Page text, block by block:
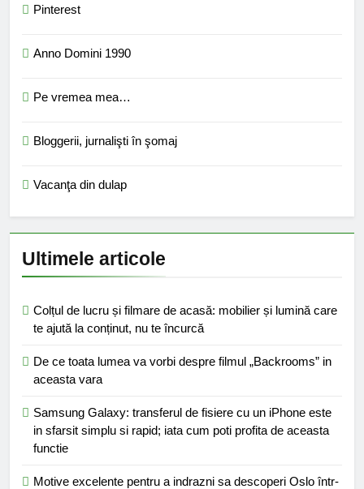
Pinterest
Anno Domini 1990
Pe vremea mea…
Bloggerii, jurnalişti în şomaj
Vacanţa din dulap
Ultimele articole
Colțul de lucru și filmare de acasă: mobilier și lumină care
te ajută la conținut, nu te încurcă
De ce toata lumea va vorbi despre filmul „Backrooms” in
aceasta vara
Samsung Galaxy: transferul de fisiere cu un iPhone este
in sfarsit simplu si rapid; iata cum poti profita de aceasta
functie
Motive excelente pentru a indrazni sa descoperi Oslo într-